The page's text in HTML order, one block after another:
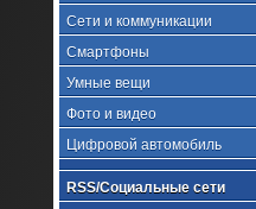
Сети и коммуникации
Смартфоны
Умные вещи
Фото и видео
Цифровой автомобиль
RSS/Социальные сети